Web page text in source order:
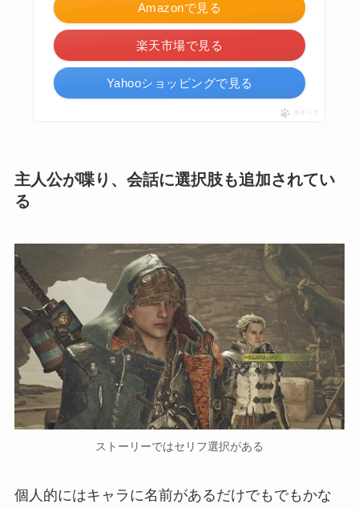
Amazonで見る
楽天市場で見る
Yahooショッピングで見る
ポチップ
主人公が喋り、会話に選択肢も追加されてい
る
ストーリーではセリフ選択がある
個人的にはキャラに名前があるだけでもでもかな